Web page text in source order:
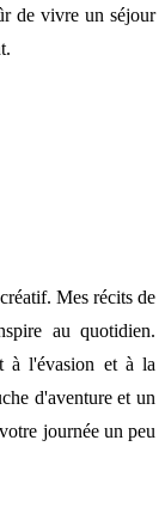
de vivre un séjour
Mes récits de
au quotidien.
à l'évasion et à la
d'aventure et un
journée un peu